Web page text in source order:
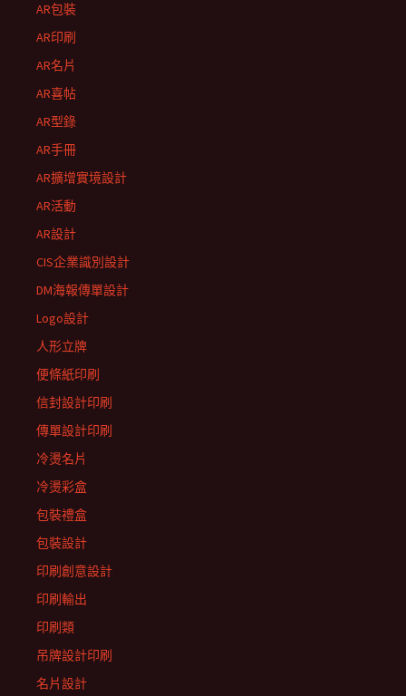
AR包裝
AR印刷
AR名片
AR喜帖
AR型錄
AR手冊
AR擴增實境設計
AR活動
AR設計
CIS企業識別設計
DM海報傳單設計
Logo設計
人形立牌
便條紙印刷
信封設計印刷
傳單設計印刷
冷燙名片
冷燙彩盒
包裝禮盒
包裝設計
印刷創意設計
印刷輸出
印刷類
吊牌設計印刷
名片設計